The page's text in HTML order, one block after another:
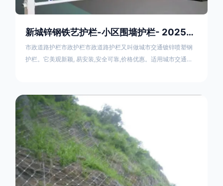
新城锌钢铁艺护栏-小区围墙护栏- 2025年17631598285新报价
市政道路护栏市政护栏市政道路护栏又叫做城市交通镀锌喷塑钢
护栏。它美观新颖, 易安装,安全可靠,价格优惠。适用城市交通要
隔离栏，市政道路隔离护栏，人行道路护栏，机动与非机动隔离
护栏、道路中心隔离护栏、带广告牌道路隔离护栏、河道安全护
栏、草坪花坛护栏等市政道路隔离护栏规格齐全、品种多，可以
任